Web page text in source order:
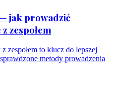
jak prowadzić
zespołem
zespołem to klucz do lepszej
metody prowadzenia